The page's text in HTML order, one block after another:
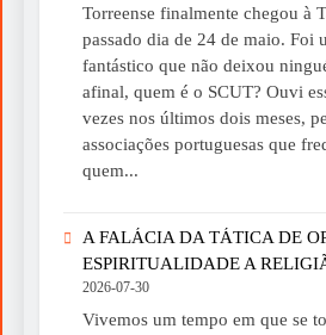
Torreense finalmente chegou à
passado dia de 24 de maio. Foi
fantástico que não deixou
afinal, quem é o SCUT? Ouvi
vezes nos últimos dois meses,
associações portuguesas que
quem...
A FALÁCIA DA TÁTICA DE
ESPIRITUALIDADE A
2026-07-30
Vivemos um tempo em que se